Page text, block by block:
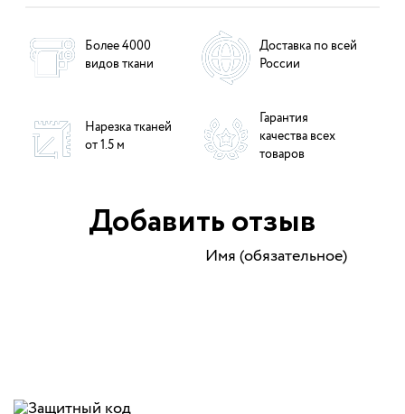
Более 4000
видов ткани
Доставка по всей
России
Нарезка тканей
от 1.5 м
Гарантия
качества всех
товаров
Добавить отзыв
Имя (обязательное)